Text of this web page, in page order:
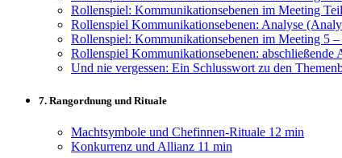
Rollenspiel: Kommunikationsebenen im Meeting
Rollenspiel Kommunikationsebenen: Analyse
Rollenspiel: Kommunikationsebenen im Meeting 5
Rollenspiel Kommunikationsebenen: abschließende
Und nie vergessen: Ein Schlusswort zu den
7. Rangordnung und Rituale
Machtsymbole und Chefinnen-Rituale 12 min
Konkurrenz und Allianz 11 min